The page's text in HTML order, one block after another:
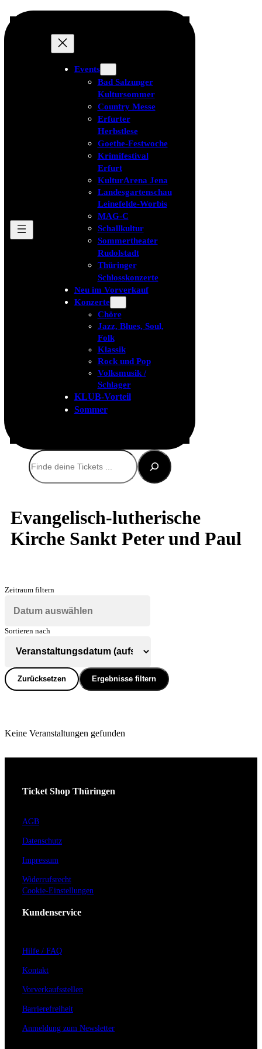
Events
Bad Salzunger
Kultursommer
Country Messe
Erfurter
Herbstlese
Goethe-Festwoche
Krimifestival
Erfurt
KulturArena Jena
Landesgartenschau
Leinefelde-Worbis
MAG-C
Schallkultur
Sommertheater
Rudolstadt
Thüringer
Schlosskonzerte
Neu im Vorverkauf
Konzerte
Chöre
Jazz, Blues, Soul,
Folk
Klassik
Rock und Pop
Volksmusik /
Schlager
KLUB-Vorteil
Sommer
Suchen
Evangelisch-lutherische
Kirche Sankt Peter und Paul
Zeitraum filtern
Sortieren nach
Zurücksetzen Ergebnisse filtern
Keine Veranstaltungen gefunden
Ticket Shop Thüringen
AGB
Datenschutz
Impressum
Widerrufsrecht
Cookie-Einstellungen
Kundenservice
Hilfe / FAQ
Kontakt
Vorverkaufsstellen
Barrierefreiheit
Anmeldung zum Newsletter